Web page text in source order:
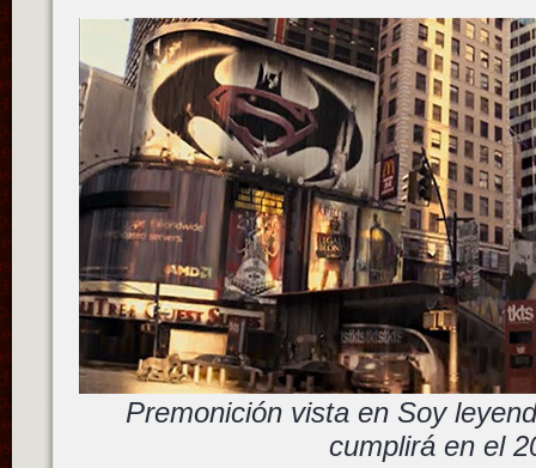
Premonición vista en Soy
cumplirá en el